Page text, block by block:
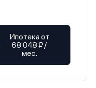
Ипотека от
68 048 ₽/
мес.